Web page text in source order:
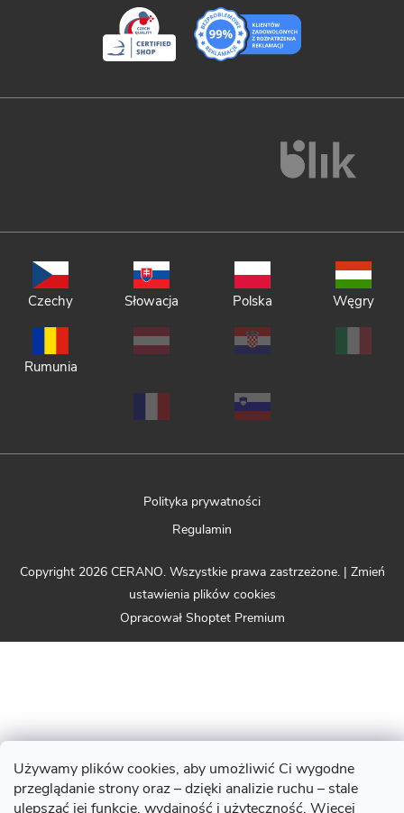
Używamy plików cookies, aby umożliwić Ci wygodne
przeglądanie strony oraz – dzięki analizie ruchu – stale
ulepszać jej funkcje, wydajność i użyteczność. Więcej
Czechy Słowacja Polska Węgry
Rumunia
Polityka prywatności
Regulamin
Opracował Shoptet Premium
Copyright 2026 CERANO. Wszystkie prawa zastrzeżone. | Zmień
ustawienia plików cookies